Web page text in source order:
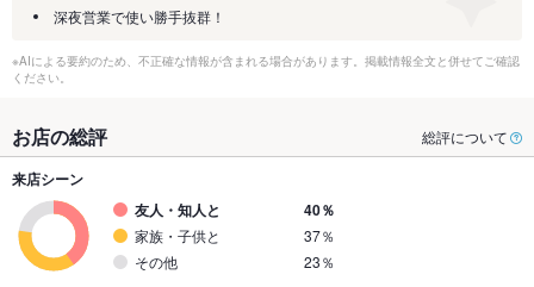
深夜営業で使い勝手抜群！
※AIによる要約のため、不正確な情報が含まれる場合があります。掲載情報全文と併せてご確認
ください。
お店の総評 総評について
来店シーン
友人・知人と
40％
家族・子供と
37％
その他
23％